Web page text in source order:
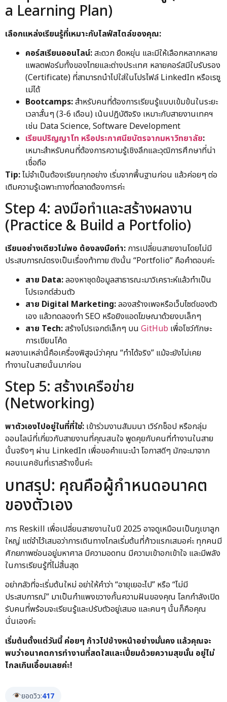
a Learning Plan)
เลือกแหล่งเรียนรู้ที่เหมาะกับไลฟ์สไตล์ของคุณ:
คอร์สเรียนออนไลน์:สะดวก ยืดหยุ่น และมีให้เลือกหลากหลาย
แพลตฟอร์มทั้งของไทยและต่างประเทศ หลายคอร์สมีใบรับรอง
(Certificate) ที่สามารถนำไปใส่ในโปรไฟล์ LinkedIn หรือเรซู
เม่ได้
Bootcamps:สำหรับคนที่ต้องการเรียนรู้แบบเข้มข้นในระยะ
เวลาสั้นๆ (3-6 เดือน) เน้นปฏิบัติจริง เหมาะกับสายงานเทคฯ
เช่น Data Science, Software Development
เรียนปริญญาโท หรือประกาศนียบัตรจากมหาวิทยาลัย:
เหมาะสำหรับคนที่ต้องการความรู้เชิงลึกและวุฒิการศึกษาที่น่า
เชื่อถือ
Tip:ไม่จำเป็นต้องเรียนทุกอย่าง เริ่มจากพื้นฐานก่อน แล้วค่อยๆ ต่อ
เติมความรู้เฉพาะทางที่ตลาดต้องการค่ะ
Step 4: ลงมือทำและสร้างผลงาน
(Practice & Build a Portfolio)
เรียนอย่างเดียวไม่พอ ต้องลงมือทำ: การเปลี่ยนสายงานโดยไม่มี
ประสบการณ์ตรงเป็นเรื่องท้าทาย ดังนั้น “Portfolio” คือคำตอบค่ะ
สาย Data:ลองหาชุดข้อมูลสาธารณะมาวิเคราะห์แล้วทำเป็น
โปรเจกต์ส่วนตัว
สาย Digital Marketing:ลองสร้างเพจหรือเว็บไซต์ของตัว
เอง แล้วทดลองทำ SEO หรือยิงแอดโฆษณาด้วยงบเล็กๆ
สาย Tech:สร้างโปรเจกต์เล็กๆ บน GitHub เพื่อโชว์ทักษะ
การเขียนโค้ด
ผลงานเหล่านี้คือเครื่องพิสูจน์ว่าคุณ “ทำได้จริง” แม้จะยังไม่เคย
ทำงานในสายนั้นมาก่อน
Step 5: สร้างเครือข่าย
(Networking)
พาตัวเองไปอยู่ในที่ที่ใช่: เข้าร่วมงานสัมมนา เวิร์กช็อป หรือกลุ่ม
ออนไลน์ที่เกี่ยวกับสายงานที่คุณสนใจ พูดคุยกับคนที่ทำงานในสาย
นั้นจริงๆ ผ่าน LinkedIn เพื่อขอคำแนะนำ โอกาสดีๆ มักจะมาจาก
คอนเนคชันที่เราสร้างขึ้นค่ะ
บทสรุป: คุณคือผู้กำหนดอนาคต
ของตัวเอง
การ Reskill เพื่อเปลี่ยนสายงานในปี 2025 อาจดูเหมือนเป็นภูเขาลูก
ใหญ่ แต่จำไว้เสมอว่าการเดินทางไกลเริ่มต้นที่ก้าวแรกเสมอค่ะ ทุกคนมี
ศักยภาพซ่อนอยู่มหาศาล มีความอดทน มีความเข้าอกเข้าใจ และมีพลัง
ในการเรียนรู้ที่ไม่สิ้นสุด
อย่ากลัวที่จะเริ่มต้นใหม่ อย่าให้คำว่า “อายุเยอะไป” หรือ “ไม่มี
ประสบการณ์” มาเป็นกำแพงขวางกั้นความฝันของคุณ โลกกำลังเปิด
รับคนที่พร้อมจะเรียนรู้และปรับตัวอยู่เสมอ และคนๆ นั้นก็คือคุณ
นั่นเองค่ะ
เริ่มต้นตั้งแต่วันนี้ ค่อยๆ ก้าวไปข้างหน้าอย่างมั่นคง แล้วคุณจะ
พบว่าอนาคตการทำงานที่สดใสและเปี่ยมด้วยความสุขนั้น อยู่ไม่
ไกลเกินเอื้อมเลยค่ะ!
ยอดวิว:417